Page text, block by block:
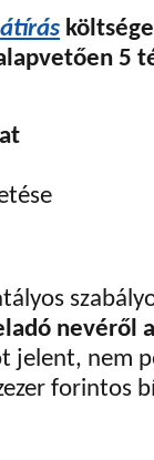
5
nevéről
jelent, nem
forintos